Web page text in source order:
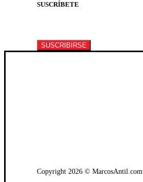
SUSCRÍBETE
SUSCRIBIRSE
Copyright 2026 © MarcosAntil.com